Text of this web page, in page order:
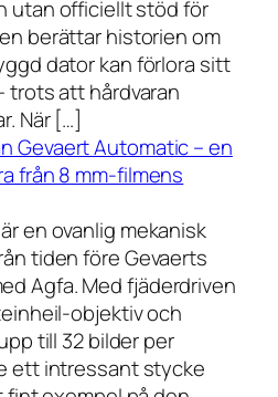
utan officiellt stöd för
berättar historien om
dator kan förlora sitt
trots att hårdvaran
När […]
Gevaert Automatic – en
från 8 mm-filmens
en ovanlig mekanisk
tiden före Gevaerts
Agfa. Med fjäderdriven
objektiv och
till 32 bilder per
ett intressant stycke